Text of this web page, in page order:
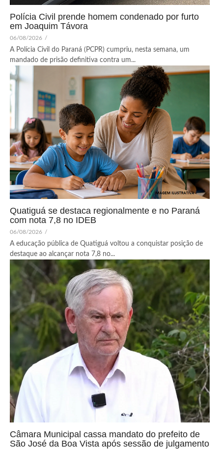
Polícia Civil prende homem condenado por furto
em Joaquim Távora
06/08/2026 /
A Polícia Civil do Paraná (PCPR) cumpriu, nesta semana, um
mandado de prisão definitiva contra um...
Quatiguá se destaca regionalmente e no Paraná
com nota 7,8 no IDEB
06/08/2026 /
A educação pública de Quatiguá voltou a conquistar posição de
destaque ao alcançar nota 7,8 no...
Câmara Municipal cassa mandato do prefeito de
São José da Boa Vista após sessão de julgamento